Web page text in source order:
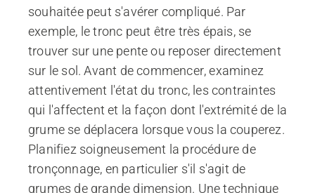
souhaitée peut s'avérer compliqué. Par
exemple, le tronc peut être très épais, se
trouver sur une pente ou reposer directement
sur le sol. Avant de commencer, examinez
attentivement l'état du tronc, les contraintes
qui l'affectent et la façon dont l'extrémité de la
grume se déplacera lorsque vous la couperez.
Planifiez soigneusement la procédure de
tronçonnage, en particulier s'il s'agit de
grumes de grande dimension. Une technique